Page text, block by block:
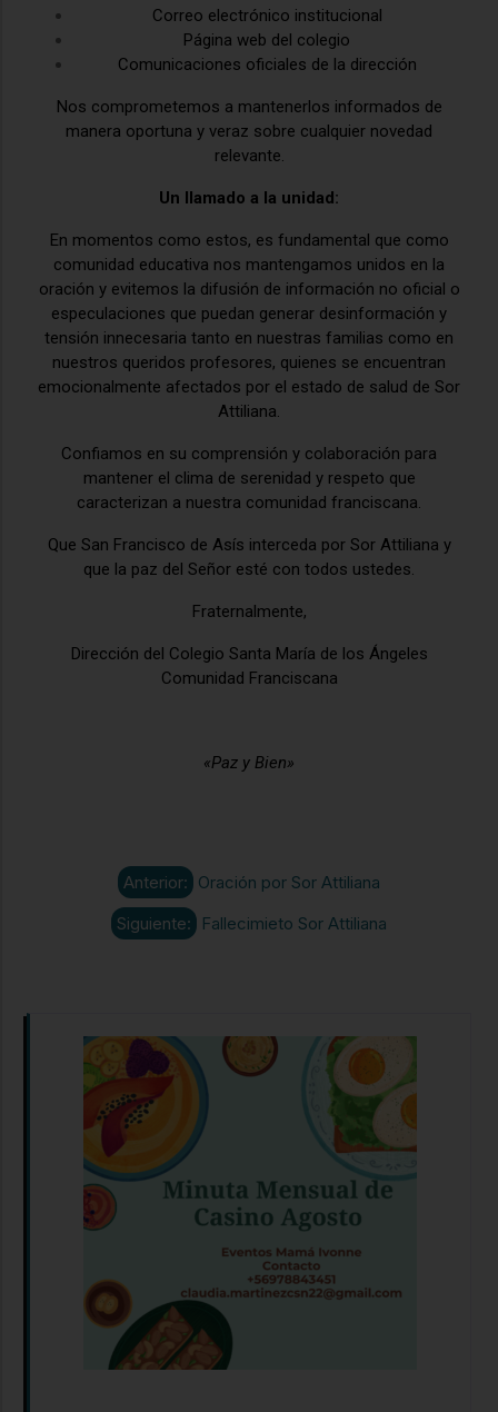
Correo electrónico institucional
Página web del colegio
Comunicaciones oficiales de la dirección
Nos comprometemos a mantenerlos informados de
manera oportuna y veraz sobre cualquier novedad
relevante.
Un llamado a la unidad:
En momentos como estos, es fundamental que como
comunidad educativa nos mantengamos unidos en la
oración y evitemos la difusión de información no oficial o
especulaciones que puedan generar desinformación y
tensión innecesaria tanto en nuestras familias como en
nuestros queridos profesores, quienes se encuentran
emocionalmente afectados por el estado de salud de Sor
Attiliana.
Confiamos en su comprensión y colaboración para
mantener el clima de serenidad y respeto que
caracterizan a nuestra comunidad franciscana.
Que San Francisco de Asís interceda por Sor Attiliana y
que la paz del Señor esté con todos ustedes.
Fraternalmente,
Dirección del Colegio Santa María de los Ángeles
Comunidad Franciscana
«Paz y Bien»
Anterior: Oración por Sor Attiliana
Siguiente:
Fallecimieto Sor Attiliana